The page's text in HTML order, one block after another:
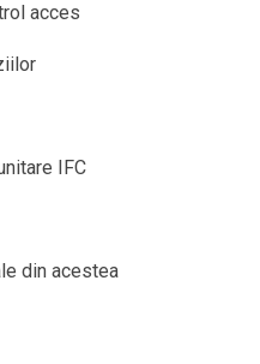
acces
IFC
din acestea